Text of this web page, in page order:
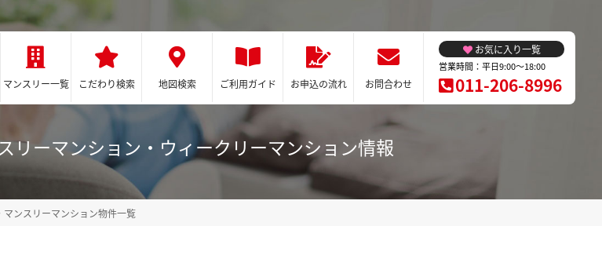
マンスリー一覧 こだわり検索 地図検索 ご利用ガイド お申込の流れ お問合わせ
お気に入り一覧
営業時間：平日9:00～18:00
011-206-8996
リーマンション・ウィークリーマンション情報
ンスリーマンション物件一覧